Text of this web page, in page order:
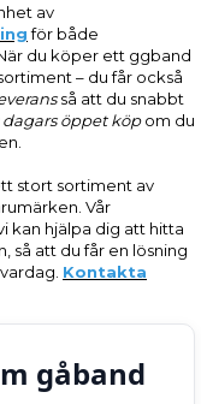
av
för både
du köper ett ggband
– du får också
så att du snabbt
dagars öppet köpom du
stort sortiment av
Vår
kan hjälpa dig att hitta
så att du får en lösning
Kontakta
gåband